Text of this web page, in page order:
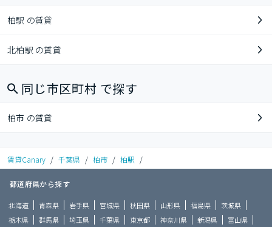
柏駅 の賃貸
北柏駅 の賃貸
同じ市区町村 で探す
柏市 の賃貸
賃貸Canary / 千葉県 / 柏市 / 柏駅 /
都道府県から探す
北海道 青森県 岩手県 宮城県 秋田県 山形県 福島県
茨城県
栃木県
群馬県 埼玉県 千葉県 東京都 神奈川県 新潟県
富山県